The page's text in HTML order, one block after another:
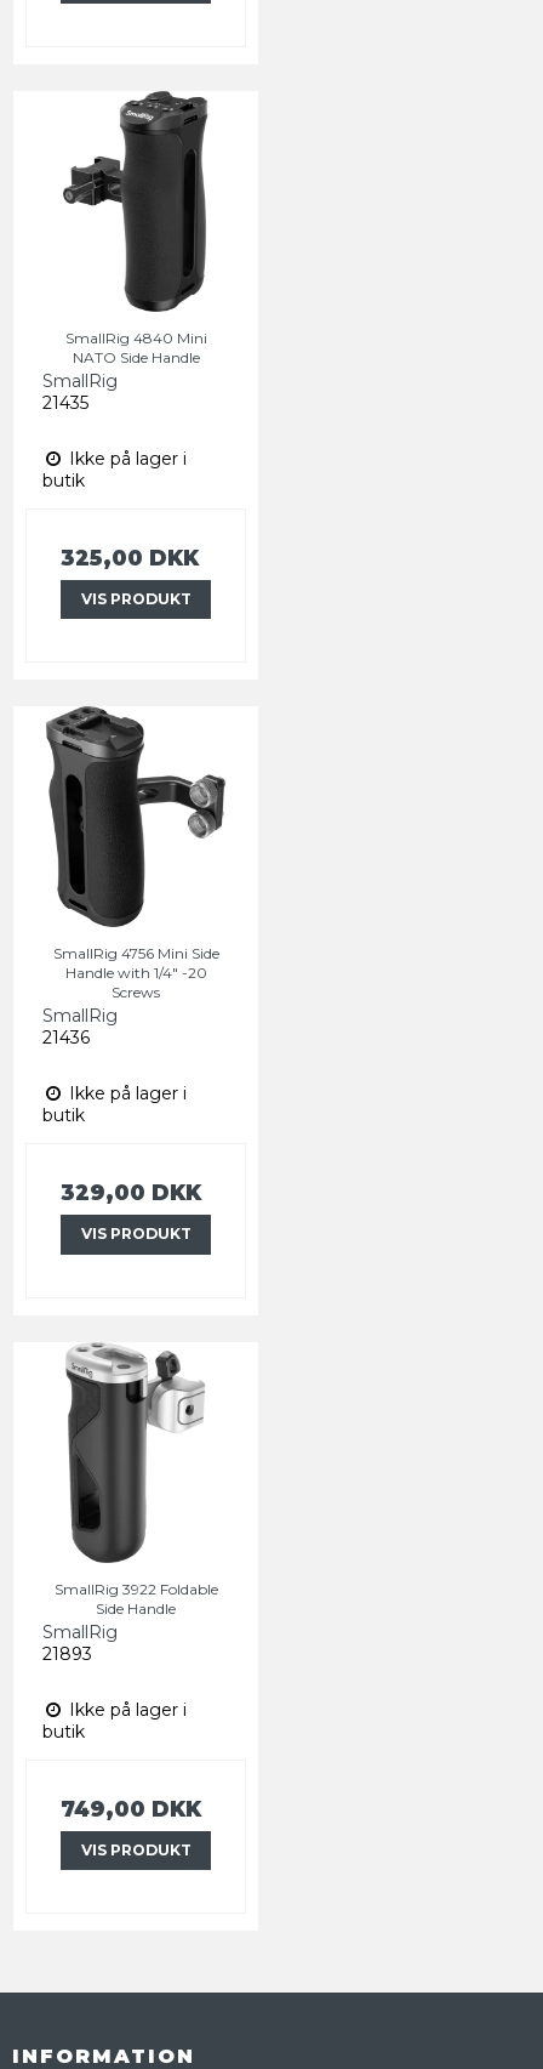
SmallRig 4840 Mini
NATO Side Handle
SmallRig
21435
Ikke på lager i
butik
325,00 DKK
VIS PRODUKT
SmallRig 4756 Mini Side
Handle with 1/4" -20
Screws
SmallRig
21436
Ikke på lager i
butik
329,00 DKK
VIS PRODUKT
SmallRig 3922 Foldable
Side Handle
SmallRig
21893
Ikke på lager i
butik
749,00 DKK
VIS PRODUKT
INFORMATION